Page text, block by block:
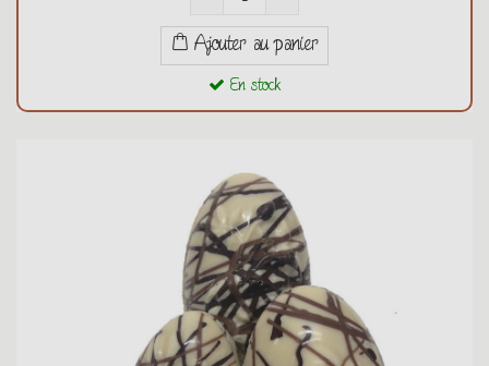
Ajouter au panier
En stock